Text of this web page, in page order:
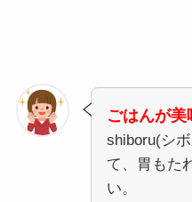
ごはんが美
shiboru(シ
て、胃もた
い。